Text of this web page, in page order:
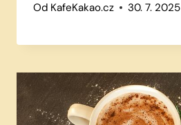
Od KafeKakao.cz 30. 7. 2025